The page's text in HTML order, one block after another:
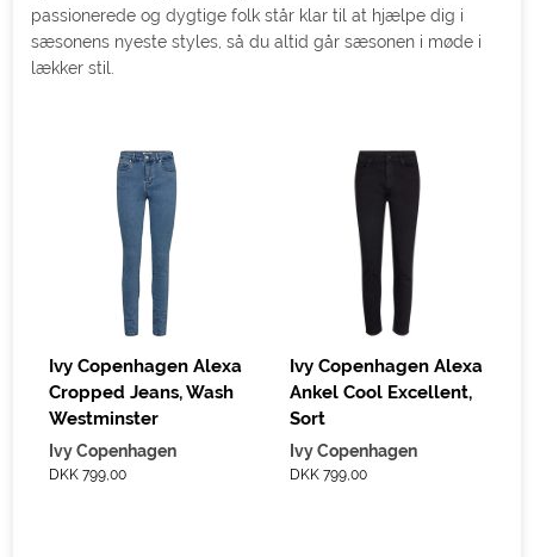
passionerede og dygtige folk står klar til at hjælpe dig i
sæsonens nyeste styles, så du altid går sæsonen i møde i
lækker stil.
Ivy Copenhagen Alexa
Cropped Jeans, Wash
Westminster
Ivy Copenhagen
DKK 799,00
Ivy Copenhagen Alexa
Ankel Cool Excellent,
Sort
Ivy Copenhagen
DKK 799,00